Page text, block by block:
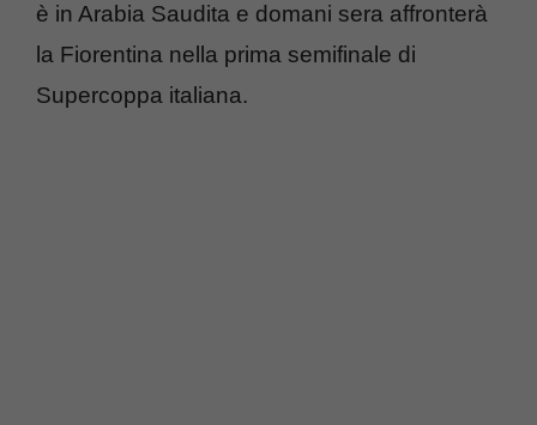
è in Arabia Saudita e domani sera affronterà
la Fiorentina nella prima semifinale di
Supercoppa italiana.